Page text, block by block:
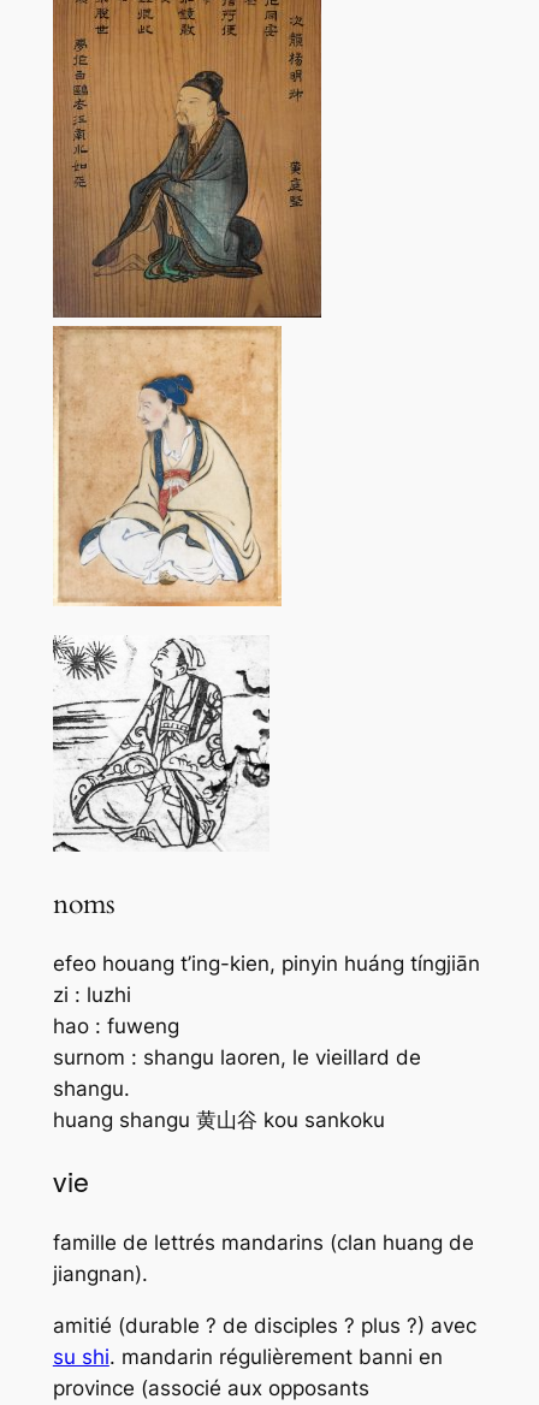
noms
efeo houang t’ing-kien, pinyin huáng tíngjiān
zi : luzhi
hao : fuweng
surnom : shangu laoren, le vieillard de
shangu.
huang shangu 黄山谷 kou sankoku
vie
famille de lettrés mandarins (clan huang de
jiangnan).
amitié (durable ? de disciples ? plus ?) avec
su shi. mandarin régulièrement banni en
province (associé aux opposants